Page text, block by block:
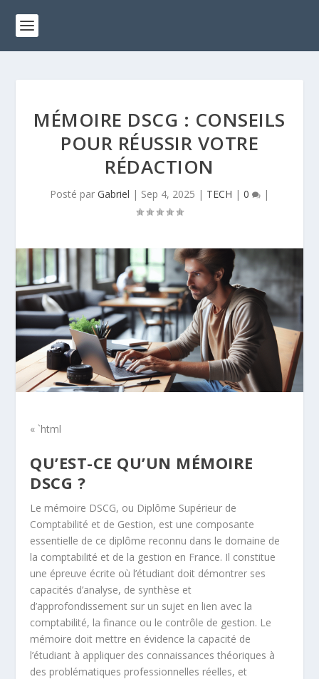
MÉMOIRE DSCG : CONSEILS
POUR RÉUSSIR VOTRE
RÉDACTION
Posté par Gabriel | Sep 4, 2025 | TECH | 0 |
« `html
QU’EST-CE QU’UN MÉMOIRE
DSCG ?
Le mémoire DSCG, ou Diplôme Supérieur de
Comptabilité et de Gestion, est une composante
essentielle de ce diplôme reconnu dans le domaine de
la comptabilité et de la gestion en France. Il constitue
une épreuve écrite où l’étudiant doit démontrer ses
capacités d’analyse, de synthèse et
d’approfondissement sur un sujet en lien avec la
comptabilité, la finance ou le contrôle de gestion. Le
mémoire doit mettre en évidence la capacité de
l’étudiant à appliquer des connaissances théoriques à
des problématiques professionnelles réelles, et